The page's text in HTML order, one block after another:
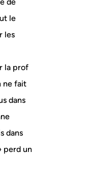
de
le
les
la prof
ne fait
dans
dans
perd un